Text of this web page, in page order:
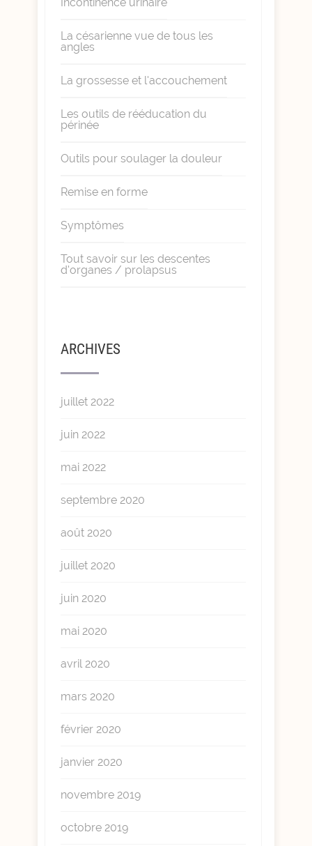
La césarienne vue de tous les
angles
La grossesse et l'accouchement
Les outils de rééducation du
périnée
Outils pour soulager la douleur
Remise en forme
Symptômes
Tout savoir sur les descentes
d'organes / prolapsus
ARCHIVES
juillet 2022
juin 2022
mai 2022
septembre 2020
août 2020
juillet 2020
juin 2020
mai 2020
avril 2020
mars 2020
février 2020
janvier 2020
novembre 2019
octobre 2019